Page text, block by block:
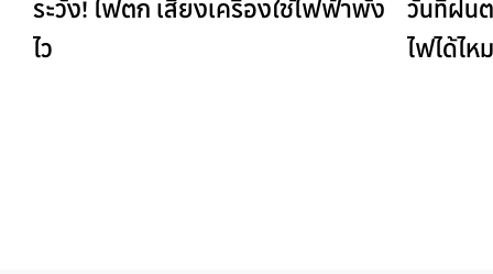
ระวัง! ไฟตก เสี่ยงเครื่องใช้ไฟฟ้าพัง
ไว
วันที่ฝน
ไฟได้ไห